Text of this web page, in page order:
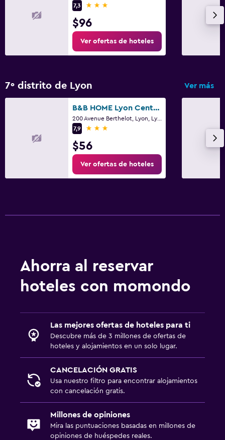
7,3
3 estrellas
$96
Ver ofertas de hoteles
7º distrito de Lyon Ver más
B&B HOME Lyon Centre Berthelot
7,9
3 estrellas
$56
Ver ofertas de hoteles
Ahorra al reservar
hoteles con momondo
Las mejores ofertas de hoteles para ti
Descubre más de 3 millones de ofertas de
hoteles y alojamientos en un solo lugar.
CANCELACIÓN GRATIS
Usa nuestro filtro para encontrar alojamientos
con cancelación gratis.
Millones de opiniones
Mira las puntuaciones basadas en millones de
opiniones de huéspedes reales.